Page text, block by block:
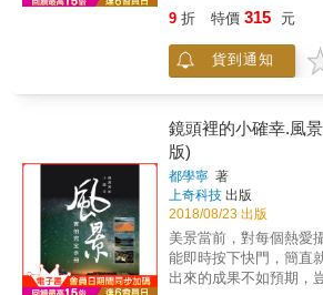
停地按下快門，記錄下
高大雪山的映襯之下，
納木錯寧靜蒼遠，遼闊
有詩意的氣息。 ‧藏區的野犛牛體形巨大，成年
覺犛牛踏過的地面隆隆
之前，車子趕到我的面
車。驚魂未定之時，我
著車後面狂追不捨的犛
界的光影、天候、時間， 不懈地觀察地勢和風
速，在理想處架好鏡頭， 將「紛飛的櫻花」、
「飛濺的流水」、「林
與交通計畫，以提升攝影效率 ．掌
場所的天氣、氣溫與風速 甚至是「事前掌握洗
手間的位置」。 本書由尚未出發的【準備篇】
到實際的【攝影篇】、 從相機的【保養＆自主
練習篇】，到後製【
分成四大章節。 最初的擬定攝影計畫到服裝、
相機設定、構圖、花朵
同最後照片確認和曝光
解說教學： ．逐漸放晴時就前往高處，拍攝夕
9 折 特價 315 元
貨到通知
鏡頭裡的小確幸.風
版)
都學寧 著
上奇科技 出版
2018/08/23 出版
美景當前，對每個熱愛
能即時按下快門，簡直
出來的成果不如預期，